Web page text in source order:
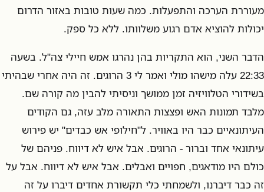
מעוררת הערכה והתפעלות. כמה שעות טובות באזור הדרום
יכולות להוציא אדם רגוע משלוותו. ללא כל ספק.
הדבר השני, הוא התקריות בהן נהרגו אמש חיילי צה"ל. בשעה
22:33 עלה מישהו מולי ואמר לי 3 הרוגים. זה היה אחרי שבהיתי
בשידורי הטלוויזיה זמן ממושך וניסיתי להבין מה קורה שם.
מלבד תמונות האש ופצצות התאורה מלב עזה, גם הקודים
העיתונאיים כבר היו באוויר. ל"חילופי אש כבדים" יש פירוש
עיתונאי אחד וברור - הרוגים. אבל איש לא דיווח. פניהם של
כולם היו מודאגים, חפויים ואבלים. אבל איש לא דיווח. אבל על
זה כבר דיברנו, ולשמחתי כלי תקשורת אחדים דיברו על זה